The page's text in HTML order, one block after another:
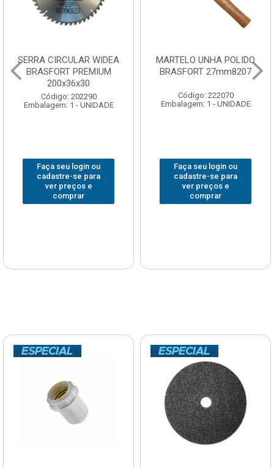
SERRA CIRCULAR WIDEA
BRASFORT PREMIUM
200x36x30
Código: 202290
Embalagem: 1 - UNIDADE
Faça seu login ou
cadastre-se para
ver preços e
comprar
MARTELO UNHA POLIDO
BRASFORT 27mm8207
Código: 222070
Embalagem: 1 - UNIDADE
Faça seu login ou
cadastre-se para
ver preços e
comprar